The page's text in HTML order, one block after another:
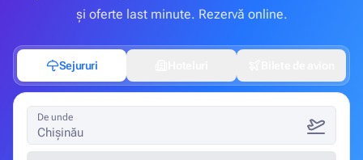
și oferte last minute. Rezervă online.
Sejururi
De unde
Chișinău